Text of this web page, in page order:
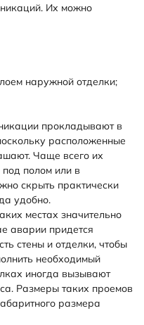
Их можно
наружной отделки;
прокладывают в
расположенные
Чаще всего их
под полом или в
скрыть практически
удобно.
местах значительно
аварии придется
стены и отделки, чтобы
необходимый
иногда вызывают
Размеры таких проемов
размера